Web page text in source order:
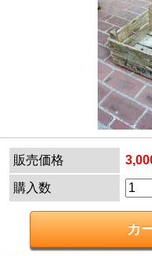
販売価格
購入数